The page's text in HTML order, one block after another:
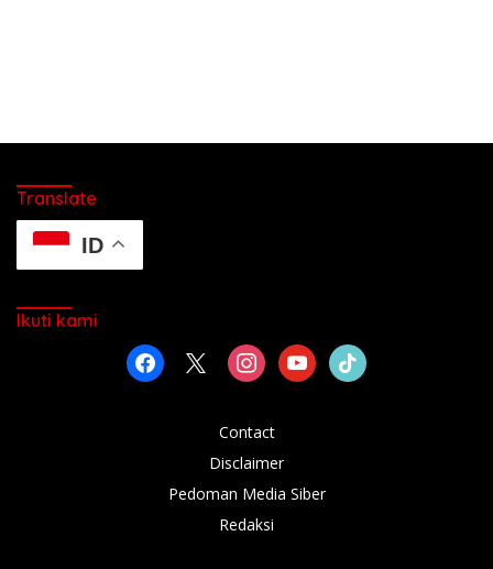
Translate
ID
Ikuti kami
facebook instagramyoutubetiktok
Contact
Disclaimer
Pedoman Media Siber
Redaksi